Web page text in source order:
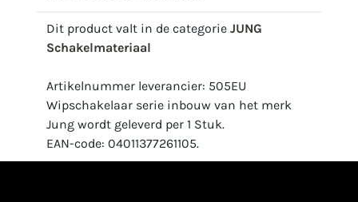
Dit product valt in de categorie JUNG
Schakelmateriaal
Artikelnummer leverancier: 505EU
Wipschakelaar serie inbouw van het merk
Jung wordt geleverd per 1 Stuk.
EAN-code: 04011377261105.